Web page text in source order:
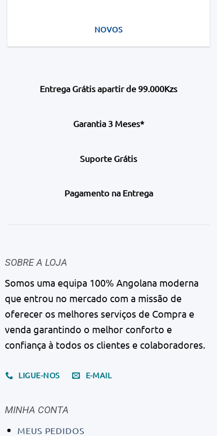
NOVOS
Entrega Grátis apartir de 99.000Kzs
Garantia 3 Meses*
Suporte Grátis
Pagamento na Entrega
SOBRE A LOJA
Somos uma equipa 100% Angolana moderna
que entrou no mercado com a missão de
oferecer os melhores serviços de Compra e
venda garantindo o melhor conforto e
confiança à todos os clientes e colaboradores.
LIGUE-NOS E-MAIL
MINHA CONTA
MEUS PEDIDOS